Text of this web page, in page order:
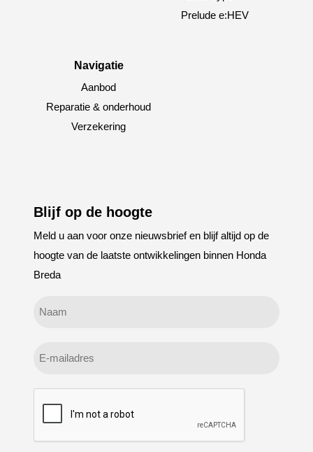
Prelude e:HEV
Navigatie
Aanbod
Reparatie & onderhoud
Verzekering
Blijf op de hoogte
Meld u aan voor onze nieuwsbrief en blijf altijd op de
hoogte van de laatste ontwikkelingen binnen Honda
Breda